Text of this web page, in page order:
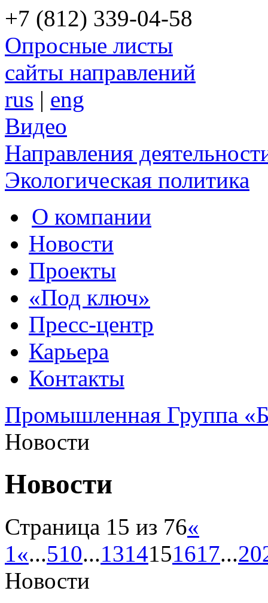
+7 (812) 339-04-58
Опросные листы
сайты направлений
rus | eng
Видео
Направления
Экологическая политика
О компании
Новости
Проекты
«Под ключ»
Пресс-центр
Карьера
Контакты
Промышленная Группа
Новости
Новости
Страница 15 из 76«
1«...510...1314151617...20
Новости